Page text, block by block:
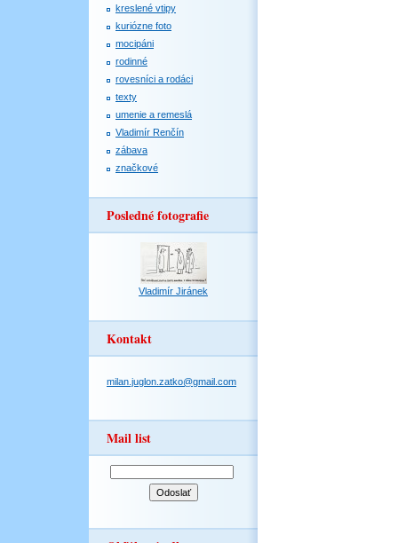
kreslené vtipy
kuriózne foto
mocipáni
rodinné
rovesníci a rodáci
texty
umenie a remeslá
Vladimír Renčín
zábava
značkové
Posledné fotografie
Vladimír Jiránek
Kontakt
milan.juglon.zatko@gmail.com
Mail list